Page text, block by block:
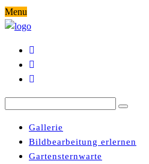
Menu
Gallerie
Bildbearbeitung erlernen
Gartensternwarte